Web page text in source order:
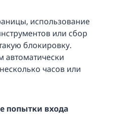
использование
или сбор
блокировку.
автоматически
часов или
попытки входа